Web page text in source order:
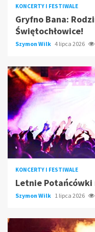
KONCERTY I FESTIWALE
Gryfno Bana:
Świętochłowice!
Szymon Wilk 4 lipca 2026
KONCERTY I FESTIWALE
Letnie Potańcówki
Szymon Wilk 1 lipca 2026